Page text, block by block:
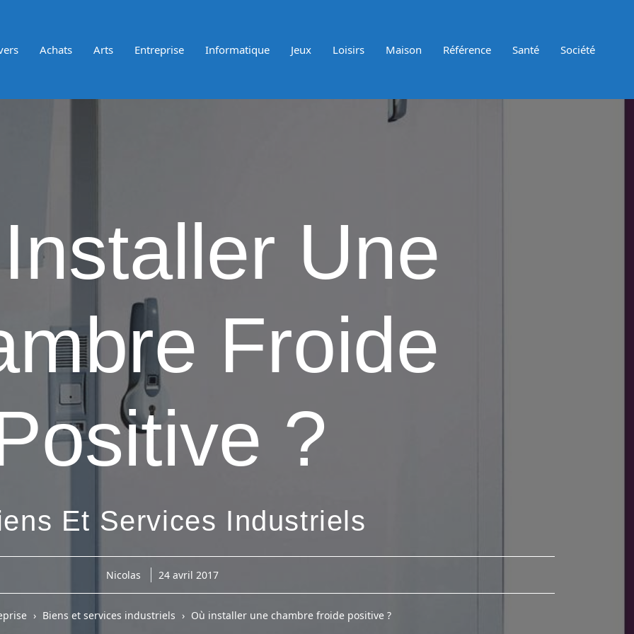
Achats Arts Entreprise Informatique Jeux Loisirs Maison Référence Santé Société
atakanau.blogspot.com/2021/01/automatic-
Une
Froide
?
Et Services Industriels
Nicolas 24 avril 2017
Biens et services industriels Où installer une chambre froide positive ?